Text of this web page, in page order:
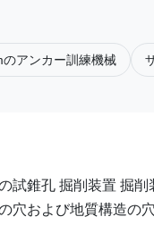
のアンカー訓練機械
試錐孔 掘削装置 掘
穴および地質構造の